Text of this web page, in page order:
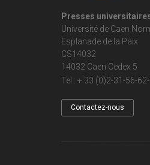
Presses
Université de Caen
Esplanade de la Paix
CS14032
14032 Caen Cedex 5
Tel : + 33 (0)2-31-56-
Contactez-nous